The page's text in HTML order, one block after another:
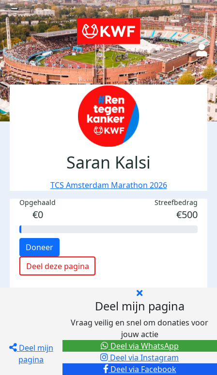
Saran Kalsi
TCS Amsterdam Marathon 2026
Opgehaald
€0
Streefbedrag
€500
Doneer
Deel deze pagina
Deel mijn
pagina
Deel mijn pagina
Vraag veilig en snel om donaties voor
jouw actie
Deel via Facebook
Deel via Instagram
Deel via WhatsApp